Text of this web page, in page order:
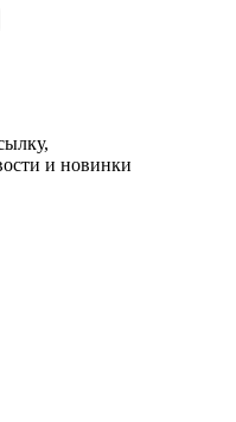
и новинки